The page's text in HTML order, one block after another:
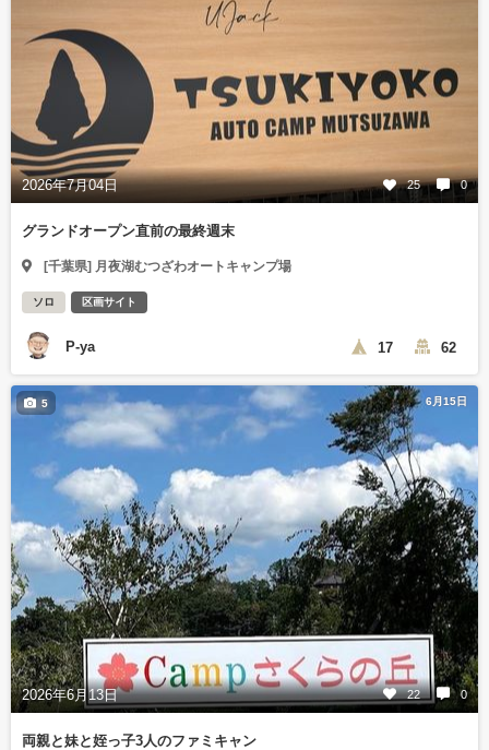
2026年7月04日 25 0
グランドオープン直前の最終週末
[千葉県] 月夜湖むつざわオートキャンプ場
ソロ 区画サイト
P-ya 17 62
6月15日
2026年6月13日 22 0
5
両親と妹と姪っ子3人のファミキャン